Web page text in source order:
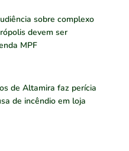
sobre complexo
devem ser
MPF
de Altamira faz perícia
de incêndio em loja